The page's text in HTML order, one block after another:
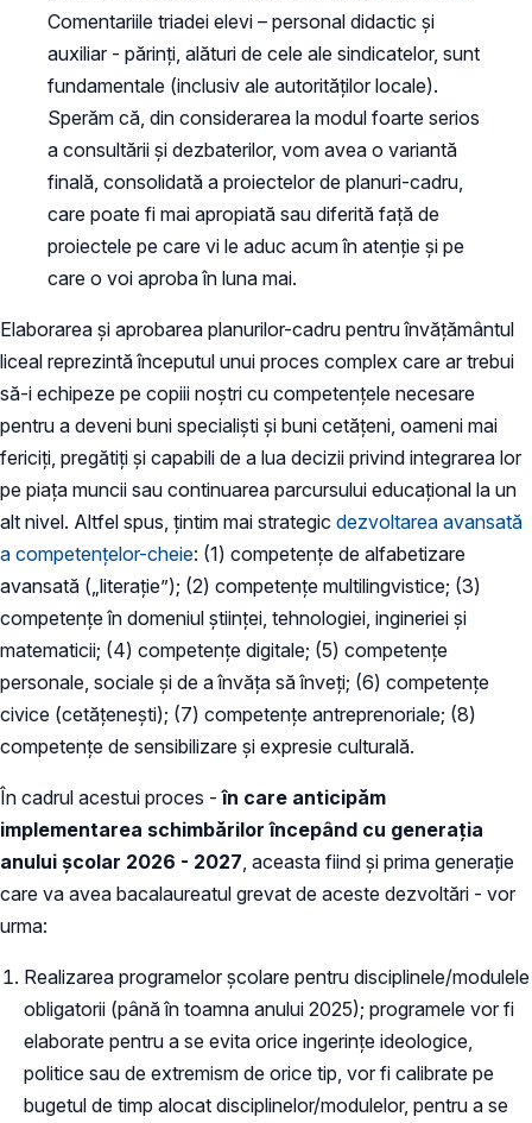
Comentariile triadei elevi – personal didactic și
auxiliar - părinți, alături de cele ale sindicatelor, sunt
fundamentale (inclusiv ale autorităților locale).
Sperăm că, din considerarea la modul foarte serios
a consultării și dezbaterilor, vom avea o variantă
finală, consolidată a proiectelor de planuri-cadru,
care poate fi mai apropiată sau diferită față de
proiectele pe care vi le aduc acum în atenție și pe
care o voi aproba în luna mai.
Elaborarea și aprobarea planurilor-cadru pentru învățământul
liceal reprezintă începutul unui proces complex care ar trebui
să-i echipeze pe copiii noștri cu competențele necesare
pentru a deveni buni specialiști și buni cetățeni, oameni mai
fericiți, pregătiți și capabili de a lua decizii privind integrarea lor
pe piața muncii sau continuarea parcursului educațional la un
alt nivel. Altfel spus, țintim mai strategic dezvoltarea avansată
a competențelor-cheie: (1) competențe de alfabetizare
avansată („literație”); (2) competențe multilingvistice; (3)
competențe în domeniul științei, tehnologiei, ingineriei și
matematicii; (4) competențe digitale; (5) competențe
personale, sociale și de a învăța să înveți; (6) competențe
civice (cetățenești); (7) competențe antreprenoriale; (8)
competențe de sensibilizare și expresie culturală.
În cadrul acestui proces -în care anticipăm
implementarea schimbărilor începând cu generația
anului școlar 2026 - 2027 , aceasta fiind și prima generație
care va avea bacalaureatul grevat de aceste dezvoltări - vor
urma:
Realizarea programelor școlare pentru disciplinele/modulele
obligatorii (până în toamna anului 2025); programele vor fi
elaborate pentru a se evita orice ingerințe ideologice,
politice sau de extremism de orice tip, vor fi calibrate pe
bugetul de timp alocat disciplinelor/modulelor, pentru a se